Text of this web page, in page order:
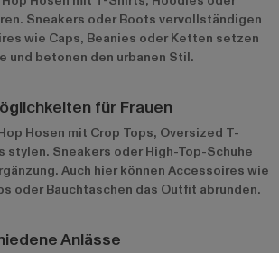
Sneakers oder Boots vervollständigen
wie Caps, Beanies oder Ketten setzen
und betonen den urbanen Stil.
für Frauen
Hosen mit Crop Tops, Oversized T-
stylen. Sneakers oder High-Top-Schuhe
Auch hier können Accessoires wie
oder Bauchtaschen das Outfit abrunden.
Anlässe